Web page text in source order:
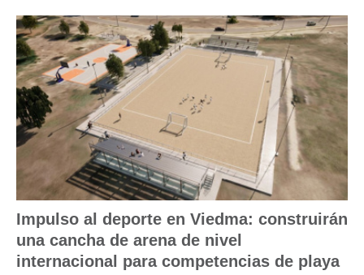
Impulso al deporte en Viedma: construirán
una cancha de arena de nivel
internacional para competencias de playa